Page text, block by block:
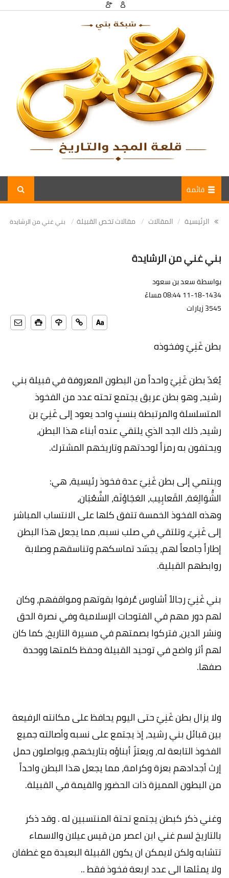
قائمة
الرئيسية المقالات مقالات تخص القبيلة بني غني من الرشايدة
بني غني من الرشايدة
بواسطة سعد بن سعود
11-18-1434 08:44 مساءً
3545 زيارات
بطن غَنِيّ وفخوذه
يُعَدّ بطن غَنِيّ واحداً من البطون المعروفة في قبيلة بني
رشيد، وهو بطن عريق يجتمع تحته عدد من الفخوذ
المتسلسلة والمرتبطة بنسبٍ واحد يعود إلى غَنِيّ بن
رشيد، ذلك الجد الذي يلتقي عنده أبناء هذا البطن،
ويحتفون به رمزاً لوحدتهم وتاريخهم المشترك.
وينتمي إلى بطن غَنِيّ عدة فخوذ رئيسية، هي:
الشُّوَالِعَة، القَعابِيب، العَجَاوْنَة، الشَّعْبَان،
وهذه الفخوذ الخمسة تتفق كلها على الانتساب المباشر
إلى غَنِيّ، وتلتقي في صلب نسبه، مما يجعل هذا البطن
إطاراً جامعاً لهم، يجسّد تماسكهم وتناسقهم وصلابة
روابطهم القبلية.
بني غَنِيّ رجالاً أشاوس عُرفوا بقوتهم ومواقفهم، وكان
لهم دور مهم في الفتوحات الإسلامية وفي نصرة الحق
ونشر الدين، فتركوا بصمتهم في مسيرة التاريخ، كما كان
لهم أثر واضح في توحيد القبيلة وحفظ كلمتها ووحدة
صفها.
ولا يزال بطن غَنِيّ حتى اليوم يحافظ على مكانته الرفيعة
بين قبائل بني رشيد، إذ يجتمع على نسبه وأصالته جميع
الفخوذ التابعة له، ويعتزّ أبناؤه بتاريخهم، ويواصلون حمل
إرث أجدادهم بعزة وكرامة، مما يجعل هذا البطن واحداً
من البطون المميزة ذات الحضور والقيمة في القبيلة.
وغني ذكر كبطن يجتمع تحتة المنتسبين له . وقد ذكر
بالتاريخ لسم غني ابن اعصر من قيس عيلان والاسماء
تتشابه ولكن لايمكن ان يكون القبيلة البعيدة مع غطفان
ولا يمثلها الى عدد اربعة فخوذ فقط ..